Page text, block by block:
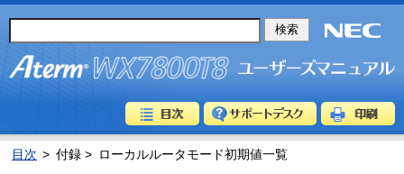
目次 > 付録 > ローカルルータモード初期値一覧